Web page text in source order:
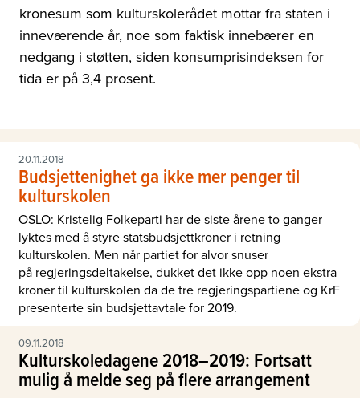
kronesum som kulturskolerådet mottar fra staten i
inneværende år, noe som faktisk innebærer en
nedgang i støtten, siden konsumprisindeksen for
tida er på 3,4 prosent.
20.11.2018
Budsjettenighet ga ikke mer penger til
kulturskolen
OSLO: Kristelig Folkeparti har de siste årene to ganger
lyktes med å styre statsbudsjettkroner i retning
kulturskolen. Men når partiet for alvor snuser
på regjeringsdeltakelse, dukket det ikke opp noen ekstra
kroner til kulturskolen da de tre regjeringspartiene og KrF
presenterte sin budsjettavtale for 2019.
09.11.2018
Kulturskoledagene 2018–2019: Fortsatt
mulig å melde seg på flere arrangement